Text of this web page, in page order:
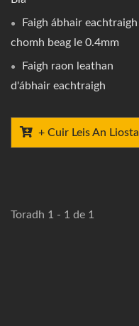
Faigh ábhair eachtraigh
chomh beag le 0.4mm
Faigh raon leathan
d'ábhair eachtraigh
+ Cuir Leis An Liosta
Toradh 1 - 1 de 1